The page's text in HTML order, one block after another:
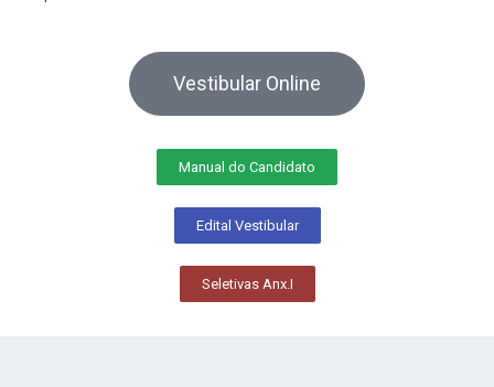
Vestibular Online
Manual do Candidato
Edital Vestibular
Seletivas Anx.I